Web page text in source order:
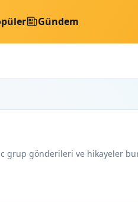
Gündem
grup gönderileri ve hikayeler